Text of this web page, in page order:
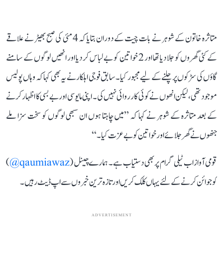
متاثرہ خاتون کے شوہر نے بات چیت کے دوران بتایا کہ 4 مئی کی صبح بھیڑ نے علاقے
کے کئی گھروں کو جلا دیا تھا اور 2 خواتین کو بے لباس کر دیا اور انھیں لوگوں کے سامنے
گاؤں کی سڑکوں پر چلنے کے لیے مجبور کیا۔ سابق فوجی اہلکار نے یہ بھی کہا کہ وہاں پولیس
موجود تھی، لیکن انھوں نے کوئی کارروائی نہیں کی۔ اپنی مایوسی اور بے بسی کا اظہار کرنے
کے بعد متاثرہ کے شوہر نے کہا کہ ’’میں چاہتا ہوں ان سبھی لوگوں کو سخت سزا ملے
جنھوں نے گھر جلائے اور خواتین کو بے عزت کیا۔‘‘
قومی آواز اب ٹیلی گرام پر بھی دستیاب ہے۔ ہمارے چینل (qaumiawaz@
)
کو جوائن کرنے کے لئے یہاں کلک کریں اور تازہ ترین خبروں سے اپ ڈیٹ رہیں۔
ADVERTISEMENT